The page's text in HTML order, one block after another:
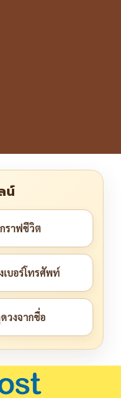
น์
กราฟชีวิต
เบอร์โทรศัพท์
วงจากชื่อ